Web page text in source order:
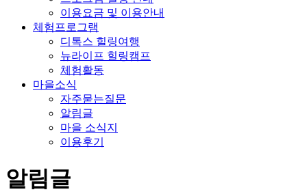
이용요금 및 이용안내
체험프로그램
디톡스 힐링여행
뉴라이프 힐링캠프
체험활동
마을소식
자주묻는질문
알림글
마을 소식지
이용후기
알림글